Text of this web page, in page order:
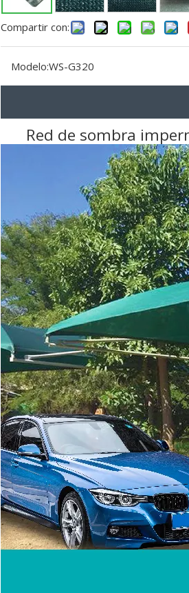
Compartir con:
Modelo:WS-G320
Red de sombra